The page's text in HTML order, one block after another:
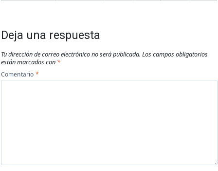
Deja una respuesta
Tu dirección de correo electrónico no será publicada. Los campos obligatorios
están marcados con *
Comentario *